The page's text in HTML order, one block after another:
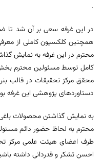
.
در این غرفه سعی بر آن شد تا
همچنین کلکسیون کاملی از
محترم در این غرفه به نمایش
کامل توسط مسئولین محترم
محقق مرکز تحقیقات در قالب
دستاوردهای پژوهشی این غرفه
به نمایش گذاشتن محصولات باغی
محترم به لحاظ حضور دائم
طرف اعضای هیئت علمی مرکز
احسن تشکر و قدردانی داشته